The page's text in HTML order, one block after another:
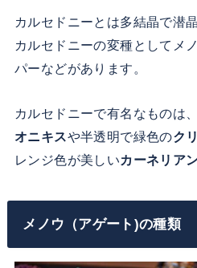
カルセドニーとは多結晶で潜
カルセドニーの変種としてメ
パーなどがあります。
カルセドニーで有名なものは
オニキスや半透明で緑色のク
レンジ色が美しいカーネリア
メノウ（アゲート)の種類